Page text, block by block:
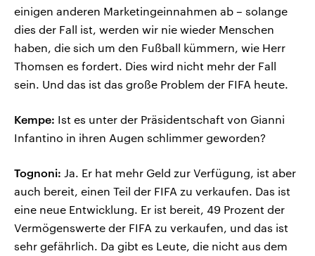
einigen anderen Marketingeinnahmen ab – solange
dies der Fall ist, werden wir nie wieder Menschen
haben, die sich um den Fußball kümmern, wie Herr
Thomsen es fordert. Dies wird nicht mehr der Fall
sein. Und das ist das große Problem der FIFA heute.
Kempe: Ist es unter der Präsidentschaft von Gianni
Infantino in ihren Augen schlimmer geworden?
Tognoni: Ja. Er hat mehr Geld zur Verfügung, ist aber
auch bereit, einen Teil der FIFA zu verkaufen. Das ist
eine neue Entwicklung. Er ist bereit, 49 Prozent der
Vermögenswerte der FIFA zu verkaufen, und das ist
sehr gefährlich. Da gibt es Leute, die nicht aus dem